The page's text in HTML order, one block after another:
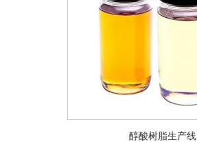
醇酸树脂生产线